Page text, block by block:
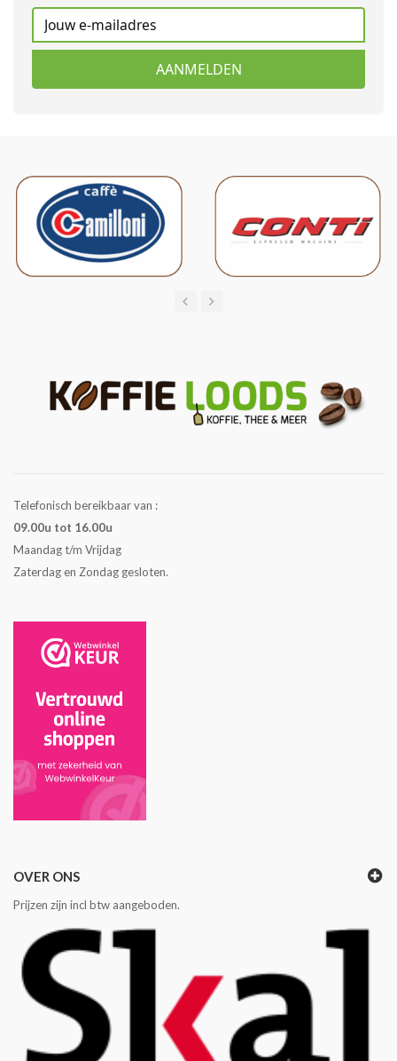
AANMELDEN
Telefonisch bereikbaar van :
09.00u tot 16.00u
Maandag t/m Vrijdag
Zaterdag en Zondag gesloten.
OVER ONS
Prijzen zijn incl btw aangeboden.